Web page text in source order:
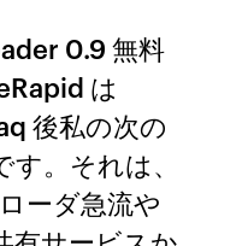
0.9 無料
は
後私の次の
。それは、
ーダ急流や